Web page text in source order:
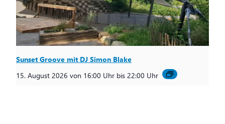
Sunset Groove mit DJ Simon Blake
15. August 2026 von 16:00 Uhr bis 22:00 Uhr